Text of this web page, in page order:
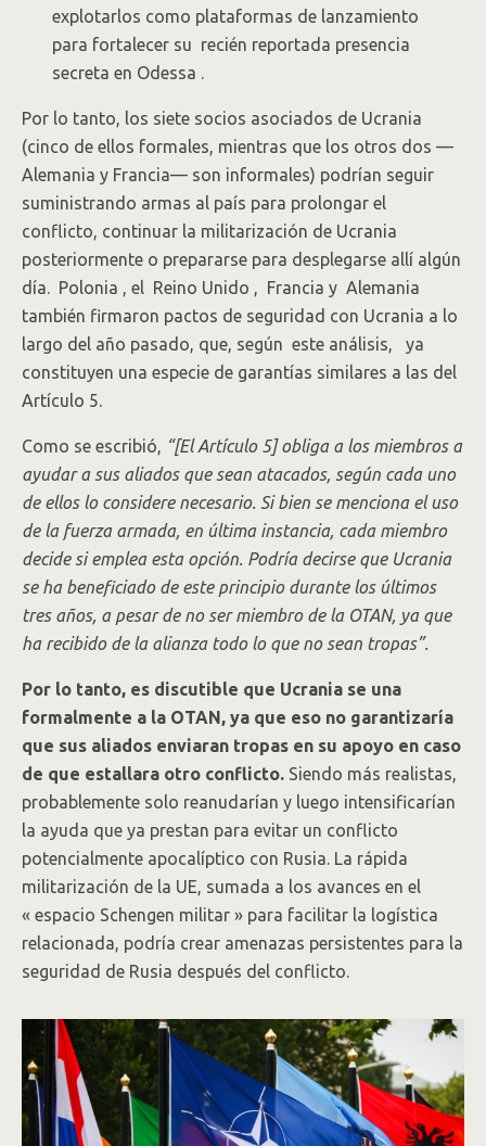
explotarlos como plataformas de lanzamiento
para fortalecer su recién reportada presencia
secreta en Odessa .
Por lo tanto, los siete socios asociados de Ucrania
(cinco de ellos formales, mientras que los otros dos —
Alemania y Francia— son informales) podrían seguir
suministrando armas al país para prolongar el
conflicto, continuar la militarización de Ucrania
posteriormente o prepararse para desplegarse allí algún
día. Polonia , el Reino Unido , Francia y Alemania
también firmaron pactos de seguridad con Ucrania a lo
largo del año pasado, que, según este análisis, ya
constituyen una especie de garantías similares a las del
Artículo 5.
Como se escribió, “[El Artículo 5] obliga a los miembros a
ayudar a sus aliados que sean atacados, según cada uno
de ellos lo considere necesario. Si bien se menciona el uso
de la fuerza armada, en última instancia, cada miembro
decide si emplea esta opción. Podría decirse que Ucrania
se ha beneficiado de este principio durante los últimos
tres años, a pesar de no ser miembro de la OTAN, ya que
ha recibido de la alianza todo lo que no sean tropas”.
Por lo tanto, es discutible que Ucrania se una
formalmente a la OTAN, ya que eso no garantizaría
que sus aliados enviaran tropas en su apoyo en caso
de que estallara otro conflicto. Siendo más realistas,
probablemente solo reanudarían y luego intensificarían
la ayuda que ya prestan para evitar un conflicto
potencialmente apocalíptico con Rusia. La rápida
militarización de la UE, sumada a los avances en el
« espacio Schengen militar » para facilitar la logística
relacionada, podría crear amenazas persistentes para la
seguridad de Rusia después del conflicto.